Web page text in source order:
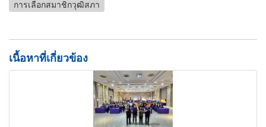
การเลือกสมาชิกวุฒิสภา
เนื้อหาที่เกี่ยวข้อง